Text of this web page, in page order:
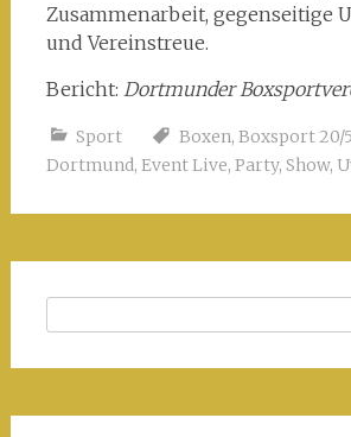
Zusammenarbeit, gegenseitige
und Vereinstreue.
Bericht: Dortmunder
Sport Boxen, Boxsport 20/
Dortmund, Event Live, Party, Show,